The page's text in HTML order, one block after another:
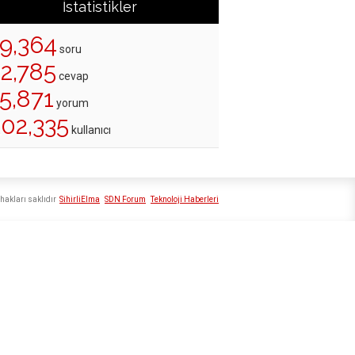
İstatistikler
soru
cevap
yorum
kullanıcı
SihirliElma SDN Forum Teknoloji Haberleri
saklıdır